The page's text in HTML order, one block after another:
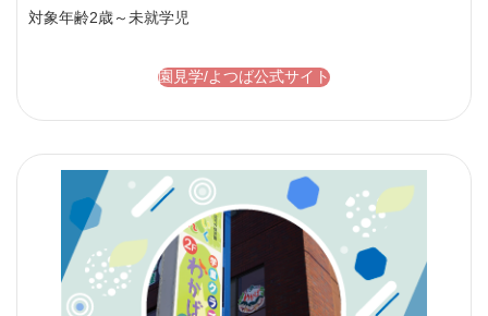
対象年齢2歳～未就学児
園見学/よつば公式サイト